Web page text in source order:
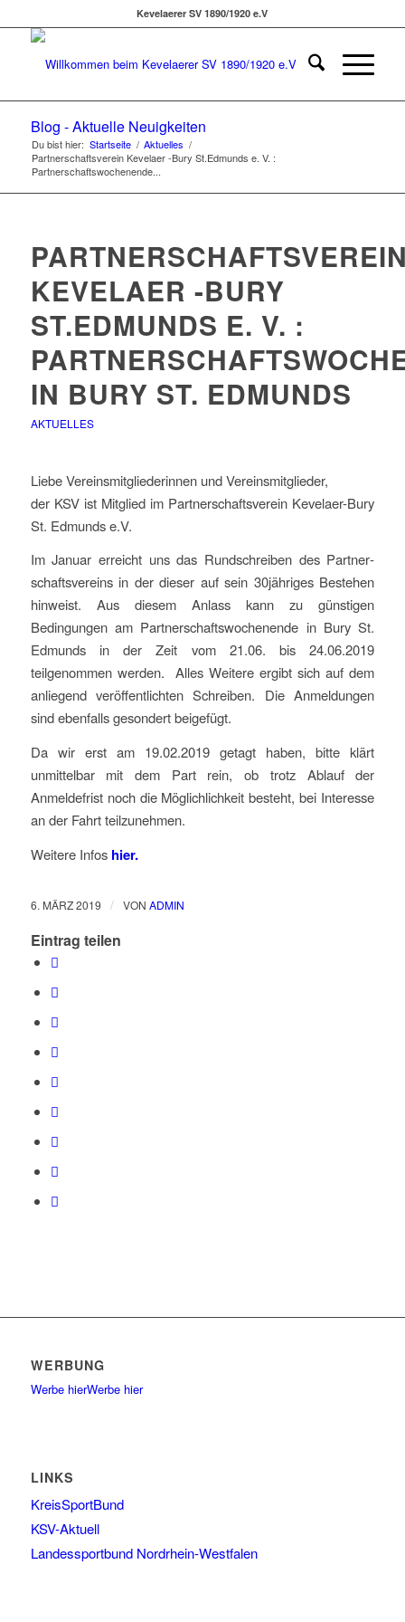
Kevelaerer SV 1890/1920 e.V
Blog - Aktuelle Neuigkeiten
Du bist hier: Startseite / Aktuelles /
Partnerschaftsverein Kevelaer -Bury St.Edmunds e. V. :
Partnerschaftswochenende...
KEVELAER -BURY
ST.EDMUNDS E. V. :
IN BURY ST. EDMUNDS
AKTUELLES
Liebe Vereinsmitgliederinnen und Vereinsmitglieder,
der KSV ist Mitglied im Partnerschaftsverein Kevelaer-Bury
St. Edmunds e.V.
Im Januar erreicht uns das Rundschreiben des Partner­
schaftsvereins in der dieser auf sein 30jähriges Bestehen
hinweist. Aus diesem Anlass kann zu günstigen
Bedingungen am Partnerschaftswochenende in Bury St.
Edmunds in der Zeit vom 21.06. bis 24.06.2019
teilgenommen werden. Alles Weitere ergibt sich auf dem
anliegend veröffentlichten Schreiben. Die Anmeldungen
sind ebenfalls gesondert beigefügt.
Da wir erst am 19.02.2019 getagt haben, bitte klärt
unmittelbar mit dem Part rein, ob trotz Ablauf der
Anmeldefrist noch die Möglichlichkeit besteht, bei Interesse
an der Fahrt teilzunehmen.
Weitere Infos hier.
6. MÄRZ 2019 / VON ADMIN
Eintrag teilen
WERBUNG
Werbe hierWerbe hier
LINKS
KreisSportBund
KSV-Aktuell
Landessportbund Nordrhein-Westfalen